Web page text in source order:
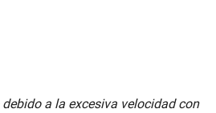
debido a la excesiva velocidad con